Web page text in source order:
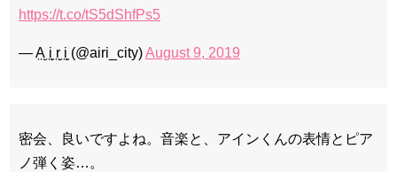
https://t.co/tS5dShfPs5
— A̤̮ i̤̮ r̤̮ i̤̮ (@airi_city)August 9, 2019
密会、良いですよね。音楽と、アインくんの表情とピア
ノ弾く姿…。